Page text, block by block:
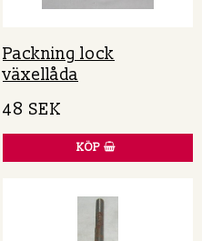
Packning lock
växellåda
48 SEK
KÖP